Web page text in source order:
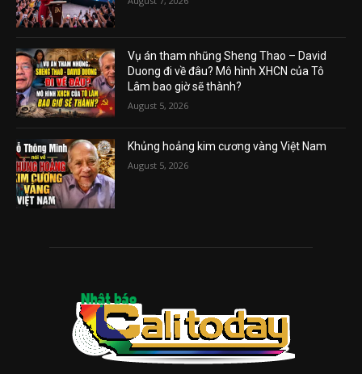
Vụ án tham nhũng Sheng Thao – David
Duong đi về đâu? Mô hình XHCN của Tô
Lâm bao giờ sẽ thành?
August 5, 2026
Khủng hoảng kim cương vàng Việt Nam
August 5, 2026